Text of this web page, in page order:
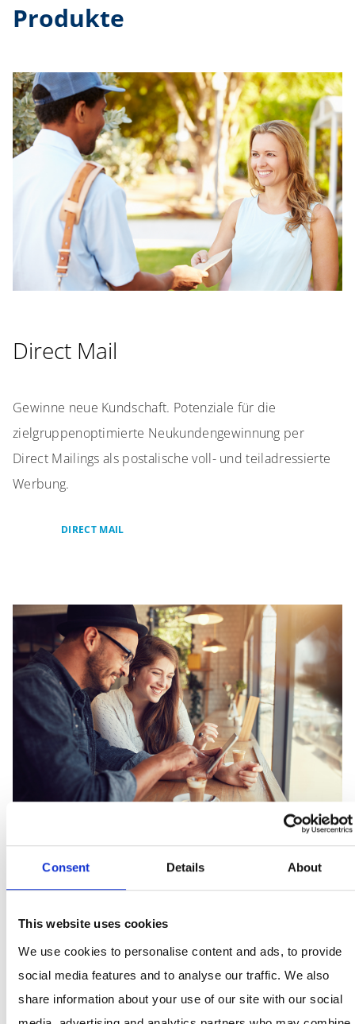
Consent Details About
This website uses cookies
We use cookies to personalise content and ads, to provide
social media features and to analyse our traffic. We also
share information about your use of our site with our social
Produkte
Direct Mail
Gewinne neue Kundschaft. Potenziale für die
zielgruppenoptimierte Neukundengewinnung per
Direct Mailings als postalische voll- und teiladressierte
Werbung.
DIRECT MAIL
E-Mail-Marketing
E-Mail-Reichweite Deutschlands.